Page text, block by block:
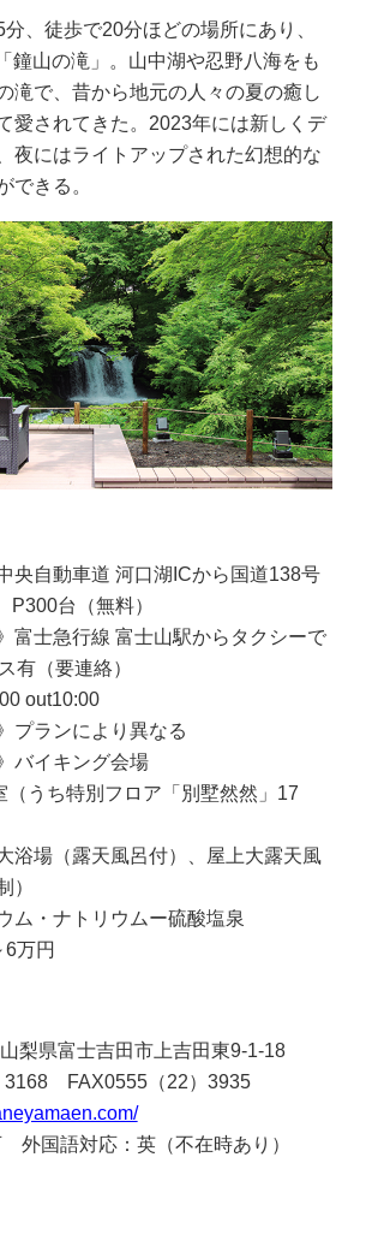
、徒歩で20分ほどの場所にあり、
鐘山の滝」。山中湖や忍野八海をも
滝で、昔から地元の人々の夏の癒し
愛されてきた。2023年には新しくデ
夜にはライトアップされた幻想的な
できる。
央自動車道 河口湖ICから国道138号
P300台（無料）
急行線 富士山駅からタクシーで
有（要連絡）
out10:00
プランにより異なる
イキング会場
（うち特別フロア「別墅然然」17
浴場（露天風呂付）、屋上大露天風
）
ム・ナトリウムー硫酸塩泉
万円
梨県富士吉田市上吉田東9-1-18
3168 FAX0555（22）3935
外国語対応：英（不在時あり）